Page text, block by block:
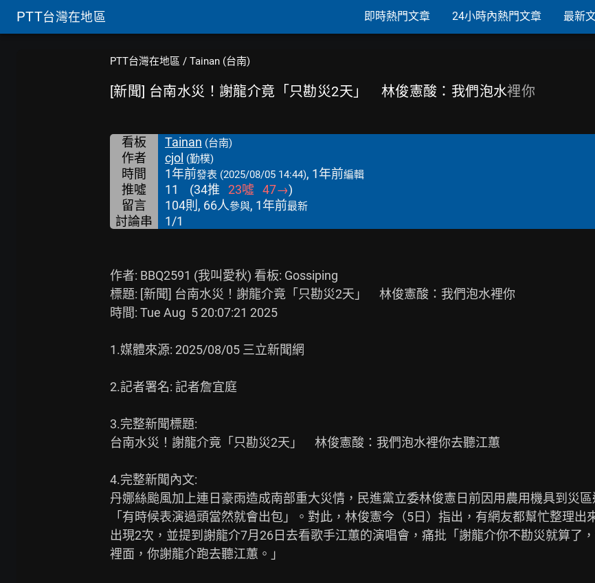
PTT台灣在地區 即時熱門文章 24小時內熱門文章 最新
PTT台灣在地區 / Tainan (台南)
[新聞] 台南水災！謝龍介竟「只勘災2天」 林俊憲酸：我們泡水裡你
看板 Tainan (台南)
作者 cjol (勤樸)
時間 1年前發表 (2025/08/05 14:44), 1年前編輯
推噓 11 (34推 23噓 47→)
留言
104則, 66人參與, 1年前最新
討論串 1/1
作者: BBQ2591 (我叫愛秋) 看板: Gossiping
標題: [新聞] 台南水災！謝龍介竟「只勘災2天」　林俊憲酸：我們泡水裡你
時間: Tue Aug  5 20:07:21 2025
1.媒體來源: 2025/08/05 三立新聞網
2.記者署名: 記者詹宜庭
3.完整新聞標題:
台南水災！謝龍介竟「只勘災2天」　林俊憲酸：我們泡水裡你去聽江蕙
4.完整新聞內文:
丹娜絲颱風加上連日豪雨造成南部重大災情，民進黨立委林俊憲日前因用農用機具到災
「有時候表演過頭當然就會出包」。對此，林俊憲今（5日）指出，有網友都幫忙整理出
出現2次，並提到謝龍介7月26日去看歌手江蕙的演唱會，痛批「謝龍介你不勘災就算了
裡面，你謝龍介跑去聽江蕙。」